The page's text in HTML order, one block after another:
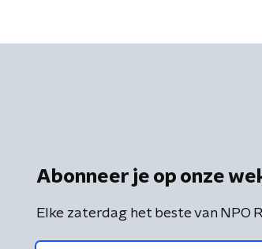
Abonneer je op onze
Elke zaterdag het beste van NPO